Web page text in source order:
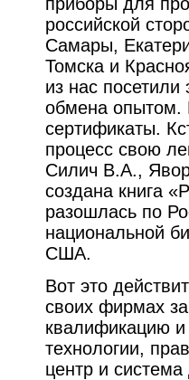
российской
Самары,
Томска и
из нас
обмена опытом.
сертификаты.
процесс свою
Силич В.А.,
создана книга
разошлась по
национальной
США.
Вот это
своих фирмах
квалификацию и
технологии,
центр и